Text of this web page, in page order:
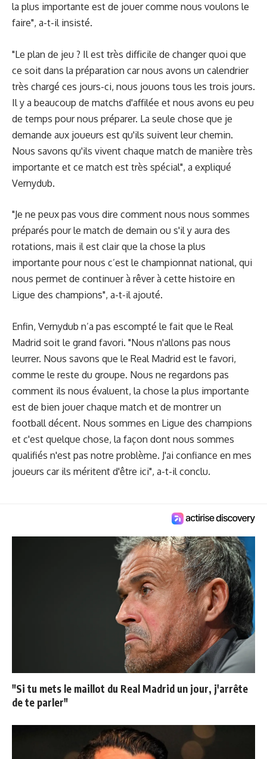
la plus importante est de jouer comme nous voulons le
faire", a-t-il insisté.
"Le plan de jeu ? Il est très difficile de changer quoi que
ce soit dans la préparation car nous avons un calendrier
très chargé ces jours-ci, nous jouons tous les trois jours.
Il y a beaucoup de matchs d'affilée et nous avons eu peu
de temps pour nous préparer. La seule chose que je
demande aux joueurs est qu'ils suivent leur chemin.
Nous savons qu'ils vivent chaque match de manière très
importante et ce match est très spécial", a expliqué
Vernydub.
"Je ne peux pas vous dire comment nous nous sommes
préparés pour le match de demain ou s'il y aura des
rotations, mais il est clair que la chose la plus
importante pour nous c’est le championnat national, qui
nous permet de continuer à rêver à cette histoire en
Ligue des champions", a-t-il ajouté.
Enfin, Vernydub n’a pas escompté le fait que le Real
Madrid soit le grand favori. "Nous n'allons pas nous
leurrer. Nous savons que le Real Madrid est le favori,
comme le reste du groupe. Nous ne regardons pas
comment ils nous évaluent, la chose la plus importante
est de bien jouer chaque match et de montrer un
football décent. Nous sommes en Ligue des champions
et c'est quelque chose, la façon dont nous sommes
qualifiés n'est pas notre problème. J'ai confiance en mes
joueurs car ils méritent d'être ici", a-t-il conclu.
"Si tu mets le maillot du Real Madrid un jour, j'arrête
de te parler"